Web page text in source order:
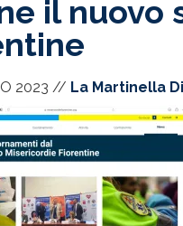
il nuovo
2023 // La Martinella